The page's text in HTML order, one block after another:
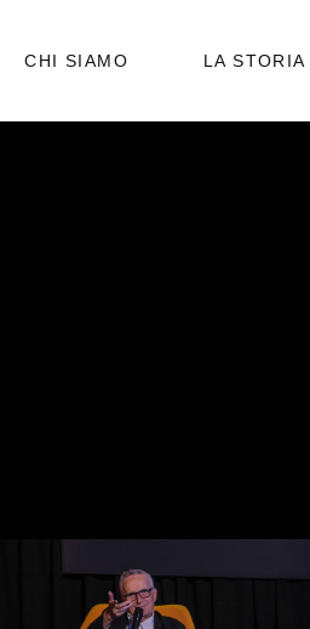
CHI SIAMO LA STORIA